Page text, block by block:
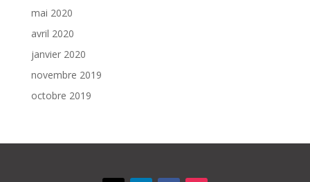
mai 2020
avril 2020
janvier 2020
novembre 2019
octobre 2019